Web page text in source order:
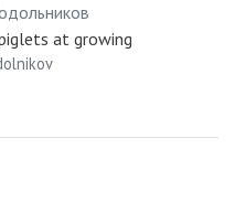
at growing